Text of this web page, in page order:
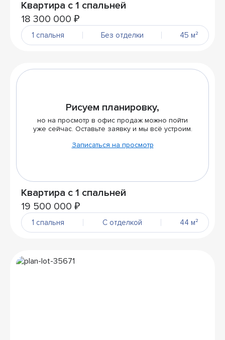
Квартира с 1 спальней
18 300 000 ₽
1 спальня Без отделки 45 м²
Рисуем планировку,
но на просмотр в офис продаж можно пойти
уже сейчас. Оставьте заявку и мы всё устроим.
Записаться на просмотр
Квартира с 1 спальней
19 500 000 ₽
1 спальня С отделкой 44 м²